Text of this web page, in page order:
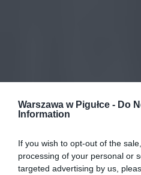
Warszawa w Pigułce - Do
Information
If you wish to opt-out of the
processing of your personal or
targeted advertising by us,